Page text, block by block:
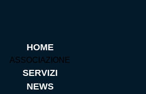
HOME
ASSOCIAZIONE
SERVIZI
NEWS